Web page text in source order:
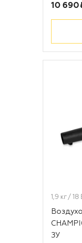
Цена:
10 690
1,9 кг /
ЗУ